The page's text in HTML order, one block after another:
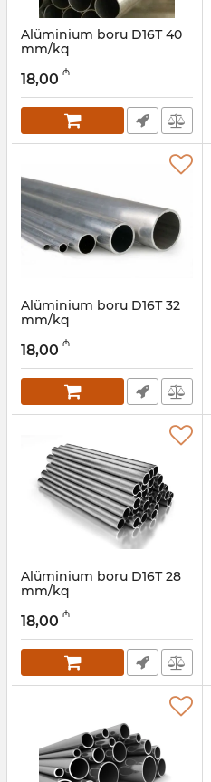
Alüminium boru D16Т 40
mm/kq
030001052
18,00 ₼
Alüminium boru D16Т 32
mm/kq
030001050
18,00 ₼
Alüminium boru D16Т 28
mm/kq
030001048
18,00 ₼